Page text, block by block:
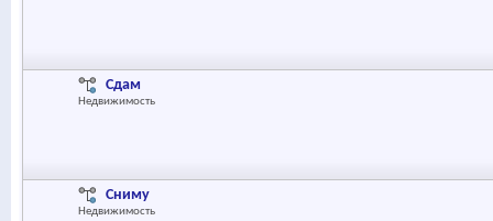
Сдам
Недвижимость
Сниму
Недвижимость